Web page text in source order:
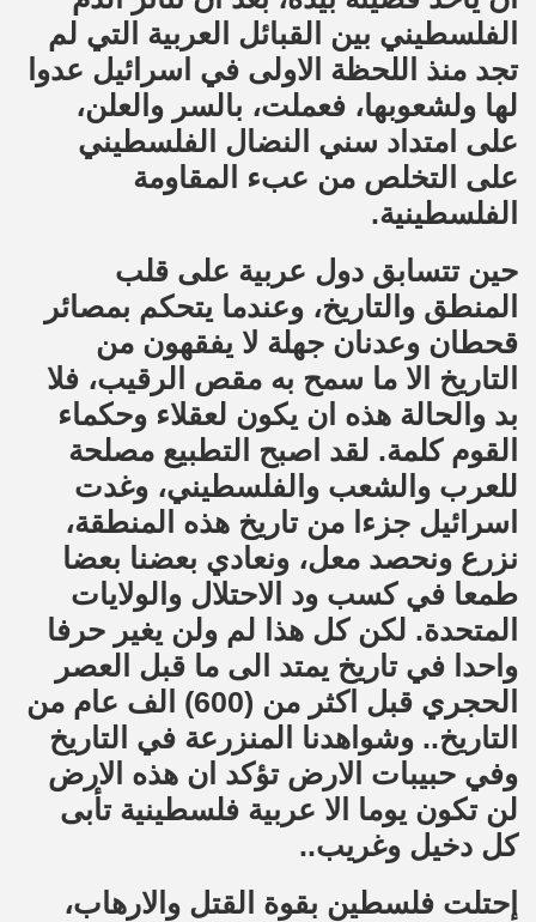
الفلسطيني بين القبائل العربية التي لم
تجد منذ اللحظة الاولى في اسرائيل عدوا
لها ولشعوبها، فعملت، بالسر والعلن،
على امتداد سني النضال الفلسطيني
على التخلص من عبء المقاومة
الفلسطينية.
حين تتسابق دول عربية على قلب
المنطق والتاريخ، وعندما يتحكم بمصائر
قحطان وعدنان جهلة لا يفقهون من
التاريخ الا ما سمح به مقص الرقيب، فلا
بد والحالة هذه ان يكون لعقلاء وحكماء
القوم كلمة. لقد اصبح التطبيع مصلحة
للعرب والشعب والفلسطيني، وغدت
اسرائيل جزءا من تاريخ هذه المنطقة،
نزرع ونحصد معل، ونعادي بعضنا بعضا
طمعا في كسب ود الاحتلال والولايات
المتحدة. لكن كل هذا لم ولن يغير حرفا
واحدا في تاريخ يمتد الى ما قبل العصر
الحجري قبل اكثر من (600) الف عام من
التاريخ.. وشواهدنا المنزرعة في التاريخ
وفي حبيبات الارض تؤكد ان هذه الارض
لن تكون يوما الا عربية فلسطينية تأبى
كل دخيل وغريب..
إحتلت فلسطين بقوة القتل والارهاب،